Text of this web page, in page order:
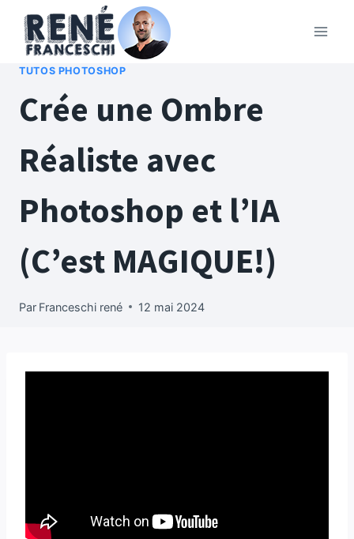
contenu
TUTOS PHOTOSHOP
Crée une Ombre
Réaliste avec
Photoshop et l’IA
(C’est MAGIQUE!)
Par Franceschi rené 12 mai 2024